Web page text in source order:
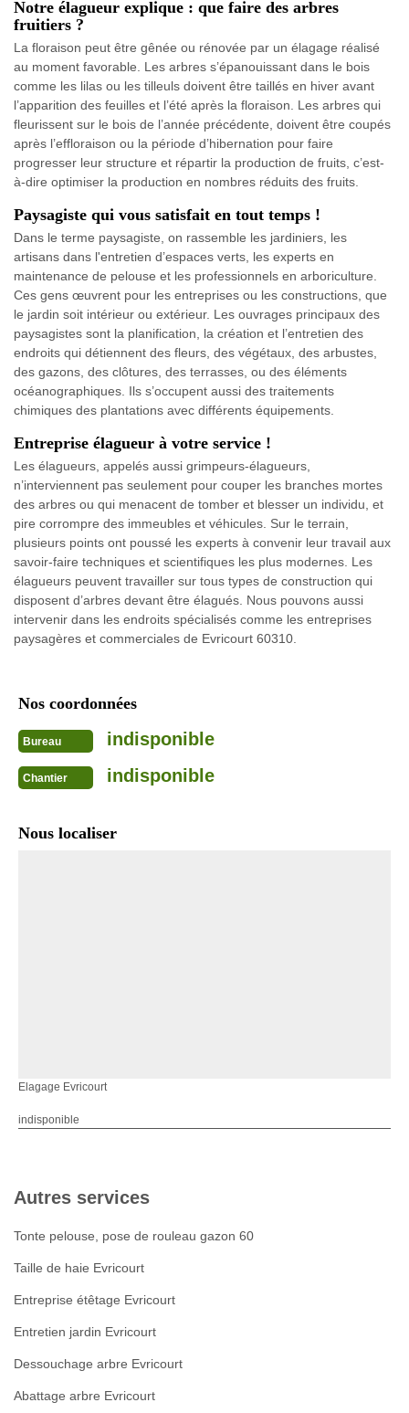
Notre élagueur explique : que faire des arbres
fruitiers ?
La floraison peut être gênée ou rénovée par un élagage réalisé
au moment favorable. Les arbres s’épanouissant dans le bois
comme les lilas ou les tilleuls doivent être taillés en hiver avant
l’apparition des feuilles et l’été après la floraison. Les arbres qui
fleurissent sur le bois de l’année précédente, doivent être coupés
après l’effloraison ou la période d’hibernation pour faire
progresser leur structure et répartir la production de fruits, c’est-
à-dire optimiser la production en nombres réduits des fruits.
Paysagiste qui vous satisfait en tout temps !
Dans le terme paysagiste, on rassemble les jardiniers, les
artisans dans l'entretien d’espaces verts, les experts en
maintenance de pelouse et les professionnels en arboriculture.
Ces gens œuvrent pour les entreprises ou les constructions, que
le jardin soit intérieur ou extérieur. Les ouvrages principaux des
paysagistes sont la planification, la création et l’entretien des
endroits qui détiennent des fleurs, des végétaux, des arbustes,
des gazons, des clôtures, des terrasses, ou des éléments
océanographiques. Ils s’occupent aussi des traitements
chimiques des plantations avec différents équipements.
Entreprise élagueur à votre service !
Les élagueurs, appelés aussi grimpeurs-élagueurs,
n’interviennent pas seulement pour couper les branches mortes
des arbres ou qui menacent de tomber et blesser un individu, et
pire corrompre des immeubles et véhicules. Sur le terrain,
plusieurs points ont poussé les experts à convenir leur travail aux
savoir-faire techniques et scientifiques les plus modernes. Les
élagueurs peuvent travailler sur tous types de construction qui
disposent d’arbres devant être élagués. Nous pouvons aussi
intervenir dans les endroits spécialisés comme les entreprises
paysagères et commerciales de Evricourt 60310.
Nos coordonnées
Bureau indisponible
Chantier indisponible
Nous localiser
Elagage Evricourt
indisponible
Autres services
Tonte pelouse, pose de rouleau gazon 60
Taille de haie Evricourt
Entreprise étêtage Evricourt
Entretien jardin Evricourt
Dessouchage arbre Evricourt
Abattage arbre Evricourt